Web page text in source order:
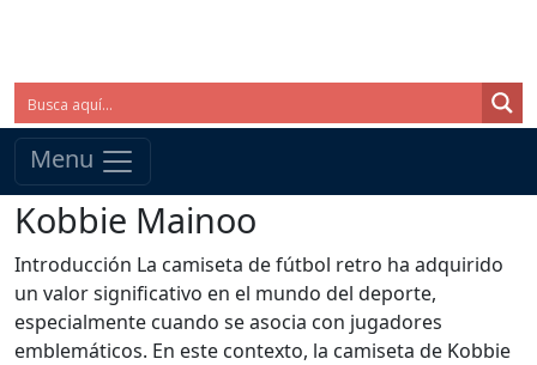
Menu
Kobbie Mainoo
Introducción La camiseta de fútbol retro ha adquirido
un valor significativo en el mundo del deporte,
especialmente cuando se asocia con jugadores
emblemáticos. En este contexto, la camiseta de Kobbie